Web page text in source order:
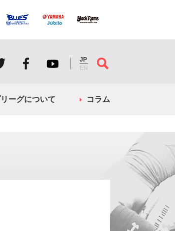
JP
EN
リーグについて コラム